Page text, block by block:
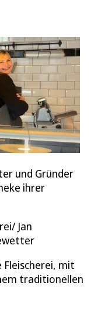
und Gründer
ihrer
Jan
mit
traditionellen